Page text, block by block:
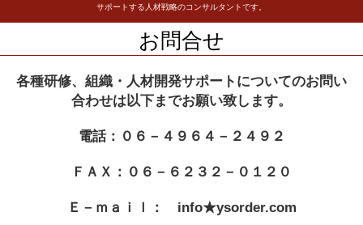
サポートする人材戦略のコンサルタントです。
お問合せ
各種研修、組織・人材開発サポートについてのお問い
合わせは以下までお願い致します。
電話：０６－４９６４－２４９２
ＦＡＸ：０６－６２３２－０１２０
Ｅ－ｍａｉｌ： info★ysorder.com